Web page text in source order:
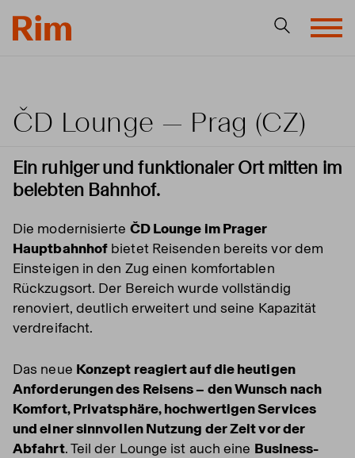
ČD Lounge — Prag (CZ)
Ein ruhiger und funktionaler Ort mitten im
belebten Bahnhof.
Die modernisierte ČD Lounge im Prager
Hauptbahnhof bietet Reisenden bereits vor dem
Einsteigen in den Zug einen komfortablen
Rückzugsort. Der Bereich wurde vollständig
renoviert, deutlich erweitert und seine Kapazität
verdreifacht.
Das neue Konzept reagiert auf die heutigen
Anforderungen des Reisens – den Wunsch nach
Komfort, Privatsphäre, hochwertigen Services
und einer sinnvollen Nutzung der Zeit vor der
Abfahrt. Teil der Lounge ist auch eine Business-